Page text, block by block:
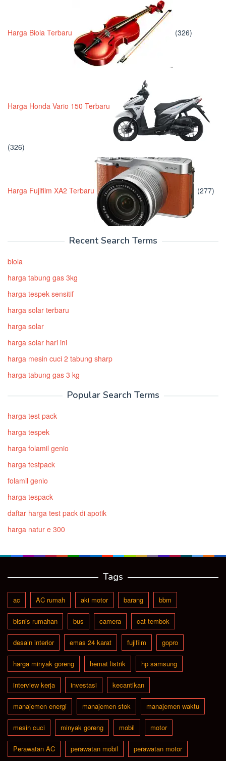
Harga Biola Terbaru (326)
Harga Honda Vario 150 Terbaru
(326)
Harga Fujifilm XA2 Terbaru (277)
Recent Search Terms
biola
harga tabung gas 3kg
harga tespek sensitif
harga solar terbaru
harga solar
harga solar hari ini
harga mesin cuci 2 tabung sharp
harga tabung gas 3 kg
Popular Search Terms
harga test pack
harga tespek
harga folamil genio
harga testpack
folamil genio
harga tespack
daftar harga test pack di apotik
harga natur e 300
Tags
ac AC rumah aki motor barang bbm
bisnis rumahan bus camera cat tembok
desain interior emas 24 karat fujifilm gopro
harga minyak goreng hemat listrik hp samsung
interview kerja investasi kecantikan
manajemen energi manajemen stok manajemen waktu
mesin cuci minyak goreng mobil motor
Perawatan AC perawatan mobil perawatan motor